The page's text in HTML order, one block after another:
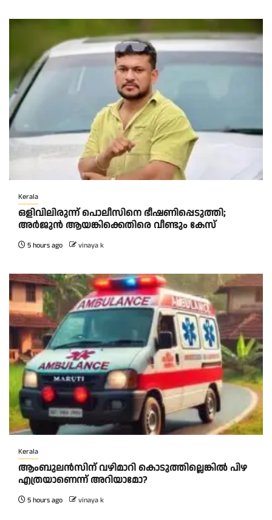
Kerala
ഒളിവിലിരുന്ന് പൊലീസിനെ ഭീഷണിപ്പെടുത്തി;
അർജുൻ ആയങ്കിക്കെതിരെ വീണ്ടും കേസ്
5 hours ago vinaya k
Kerala
ആംബുലന്‍സിന് വഴിമാറി കൊടുത്തില്ലെങ്കില്‍ പിഴ
എത്രയാണെന്ന് അറിയാമോ?
5 hours ago vinaya k